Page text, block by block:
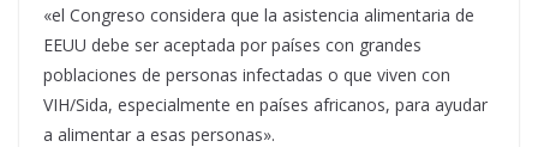
«el Congreso considera que la asistencia alimentaria de
EEUU debe ser aceptada por países con grandes
poblaciones de personas infectadas o que viven con
VIH/Sida, especialmente en países africanos, para ayudar
a alimentar a esas personas».